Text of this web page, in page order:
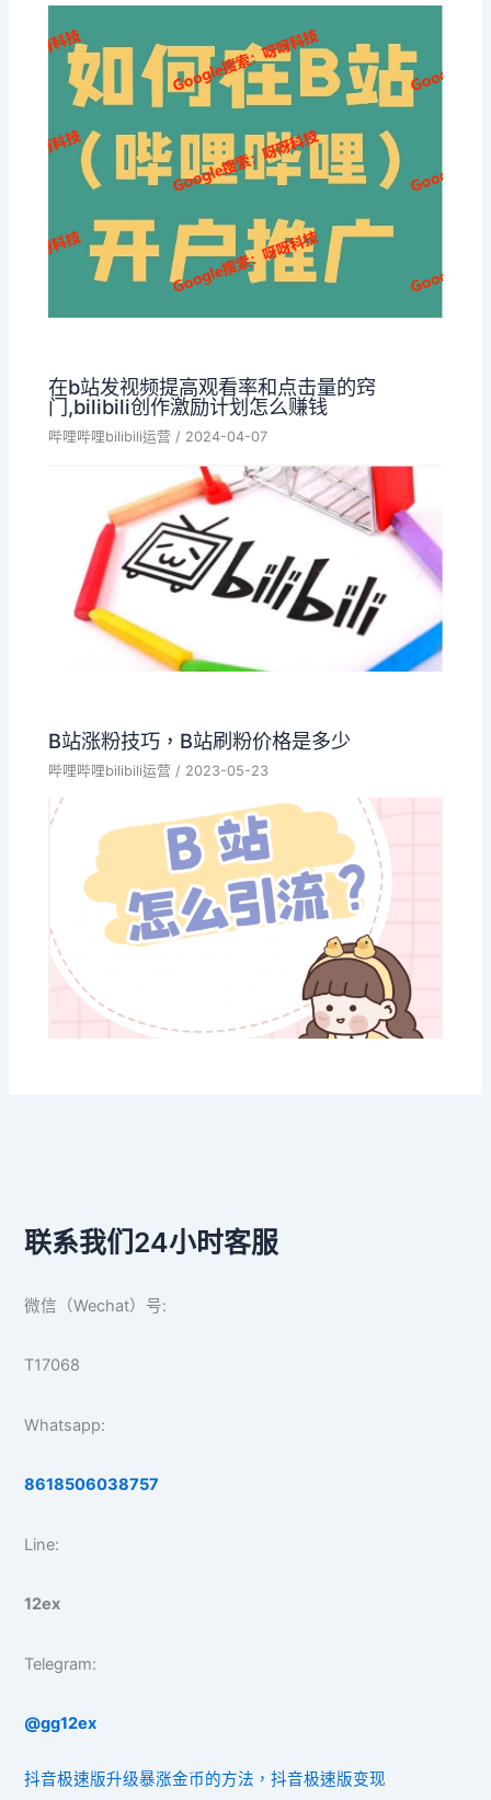
在b站发视频提高观看率和点击量的窍
门,bilibili创作激励计划怎么赚钱
哔哩哔哩bilibili运营 / 2024-04-07
B站涨粉技巧，B站刷粉价格是多少
哔哩哔哩bilibili运营 / 2023-05-23
联系我们24小时客服
微信（Wechat）号:
T17068
Whatsapp:
8618506038757
Line:
12ex
Telegram:
@gg12ex
抖音极速版升级暴涨金币的方法，抖音极速版变现